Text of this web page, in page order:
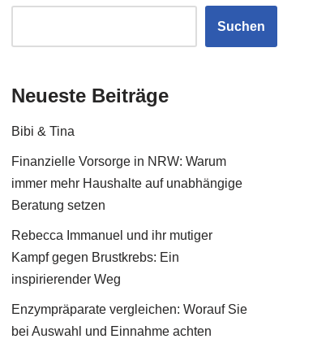
Suchen
Neueste Beiträge
Bibi & Tina
Finanzielle Vorsorge in NRW: Warum
immer mehr Haushalte auf unabhängige
Beratung setzen
Rebecca Immanuel und ihr mutiger
Kampf gegen Brustkrebs: Ein
inspirierender Weg
Enzympräparate vergleichen: Worauf Sie
bei Auswahl und Einnahme achten